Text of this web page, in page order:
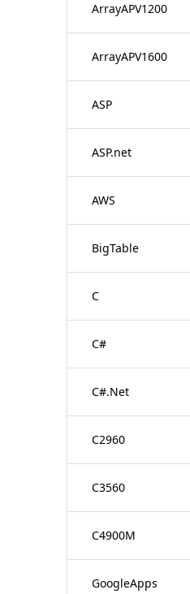
ArrayAPV1200
ArrayAPV1600
ASP
ASP.net
AWS
BigTable
C
C#
C#.Net
C2960
C3560
C4900M
GoogleApps